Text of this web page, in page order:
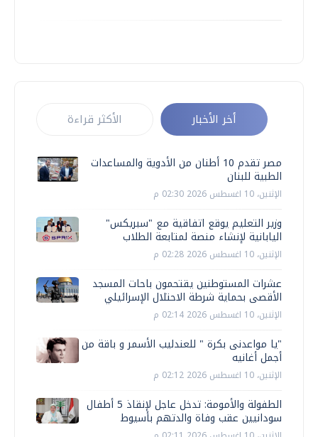
أخر الأخبار الأكثر قراءة
مصر تقدم 10 أطنان من الأدوية والمساعدات
الطبية للبنان
الإثنين، 10 اغسطس 2026 02:30 م
وزير التعليم يوقع اتفاقية مع "سبريكس"
اليابانية لإنشاء منصة لمتابعة الطلاب
الإثنين، 10 اغسطس 2026 02:28 م
عشرات المستوطنين يقتحمون باحات المسجد
الأقصى بحماية شرطة الاحتلال الإسرائيلي
الإثنين، 10 اغسطس 2026 02:14 م
"يا مواعدنى بكرة " للعندليب الأسمر و باقة من
أجمل أغانيه
الإثنين، 10 اغسطس 2026 02:12 م
الطفولة والأمومة: تدخل عاجل لإنقاذ 5 أطفال
سودانيين عقب وفاة والدتهم بأسيوط